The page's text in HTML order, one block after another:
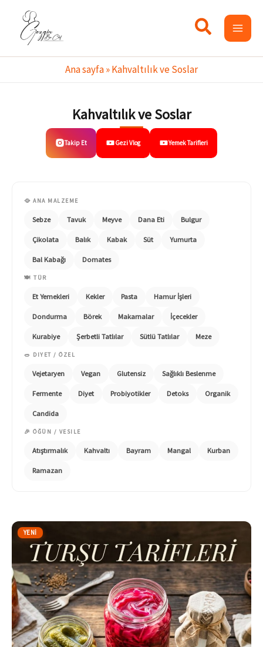
Ana sayfa»Kahvaltılık ve Soslar
Kahvaltılık ve Soslar
Takip Et Gezi Vlog Yemek Tarifleri
🥘 ANA MALZEME
Sebze Tavuk Meyve Dana Eti Bulgur
Çikolata Balık Kabak Süt Yumurta
Bal Kabağı Domates
🍽️ TÜR
Et Yemekleri Kekler Pasta Hamur İşleri
Dondurma Börek Makarnalar İçecekler
Kurabiye Şerbetli Tatlılar Sütlü Tatlılar Meze
🥗 DIYET / ÖZEL
Vejetaryen Vegan Glutensiz Sağlıklı Beslenme
Fermente Diyet Probiyotikler Detoks Organik
Candida
🎉 ÖĞÜN / VESILE
Atıştırmalık Kahvaltı Bayram Mangal Kurban
Ramazan
YENI